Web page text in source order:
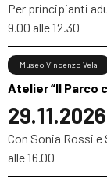
Per principianti
9.00 alle 12.30
Atelier “Il Parco
29.11.2026
Museo Vincenzo Vela
Con Sonia Rossi e
alle 16.00